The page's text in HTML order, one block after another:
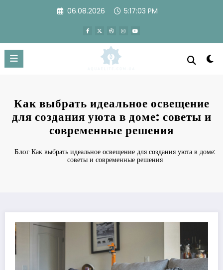
06.08.2026 5:17:04 PM
Как выбрать идеальное освещение
для создания уюта в доме: советы и
современные решения
Блог Как выбрать идеальное освещение для создания уюта в доме:
советы и современные решения